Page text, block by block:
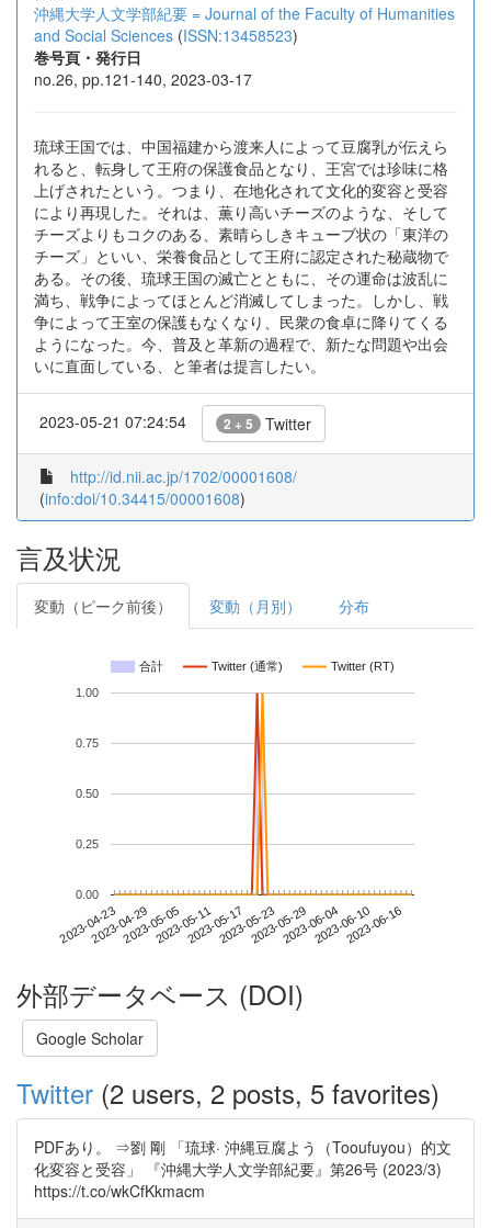
沖縄大学人文学部紀要 = Journal of the Faculty of Humanities
and Social Sciences (ISSN:13458523)
巻号頁・発行日
no.26, pp.121-140, 2023-03-17
琉球王国では、中国福建から渡来人によって豆腐乳が伝えら
れると、転身して王府の保護食品となり、王宮では珍味に格
上げされたという。つまり、在地化されて文化的変容と受容
により再現した。それは、薫り高いチーズのような、そして
チーズよりもコクのある、素晴らしきキューブ状の「東洋の
チーズ」といい、栄養食品として王府に認定された秘蔵物で
ある。その後、琉球王国の滅亡とともに、その運命は波乱に
満ち、戦争によってほとんど消滅してしまった。しかし、戦
争によって王室の保護もなくなり、民衆の食卓に降りてくる
ようになった。今、普及と革新の過程で、新たな問題や出会
いに直面している、と筆者は提言したい。
2023-05-21 07:24:54 2 + 5 Twitter
http://id.nii.ac.jp/1702/00001608/
(info:doi/10.34415/00001608)
言及状況
変動（ピーク前後） 変動（月別） 分布
合計 Twitter (通常) Twitter (RT)
2023-04-232023-04-292023-05-052023-05-112023-05-172023-05-232023-05-292023-06-042023-06-102023-06-16
0.00
0.25
0.50
0.75
1.00
外部データベース (DOI)
Google Scholar
Twitter (2 users, 2 posts, 5 favorites)
PDFあり。 ⇒劉 剛 「琉球· 沖縄豆腐よう（Tooufuyou）的文
化変容と受容」 『沖縄大学人文学部紀要』第26号 (2023/3)
https://t.co/wkCfKkmacm